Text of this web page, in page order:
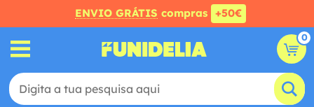
ENVIO GRÁTIS compras +50€
0